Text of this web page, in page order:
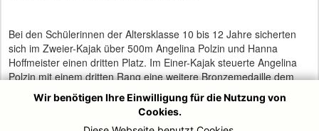
Bei den Schülerinnen der Altersklasse 10 bis 12 Jahre sicherten
sich im Zweier-Kajak über 500m Angelina Polzin und Hanna
Hoffmeister einen dritten Platz. Im Einer-Kajak steuerte Angelina
Polzin mit einem dritten Rang eine weitere Bronzemedaille dem
Gesamtergebnis der DJK Ruhrwacht bei. Ansgar Hammelsbruch
und Finn Glasow erkämpften sich im Zweier-Kajak über die 500m
Distanz nach einen Endspurt den zweiten Platz hinter den
Wir benötigen Ihre Einwilligung für die Nutzung von
Cookies.